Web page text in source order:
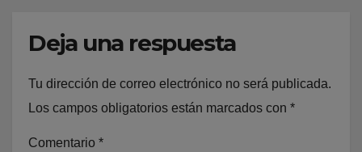
Deja una respuesta
Tu dirección de correo electrónico no será publicada.
Los campos obligatorios están marcados con *
Comentario *